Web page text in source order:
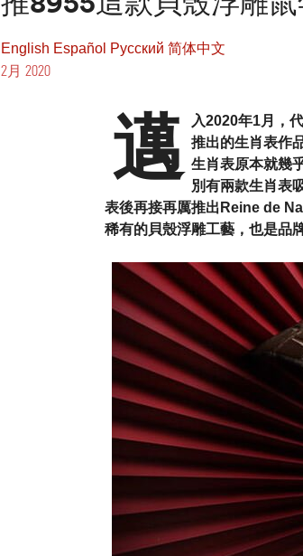
English Español Pусский 简体中文
2月 2020
邁
入2020年1月，
推出的生肖表作
生肖表原本就幾
別有兩款生肖表
表後再接再厲推出Reine de
稀有的貝殼浮雕工藝，也是品